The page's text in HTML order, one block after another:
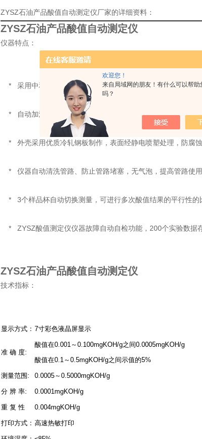
欢迎您！
来自局域网的朋友！有什么可以帮助
吗？
ZYSZ石油产品酸值自动测定仪厂家的详细资料：
ZYSZ石油产品酸值自动测定仪
仪器特点：
* 采用中和法原理，微电脑自动控制，彩色液晶屏显示，中文
* 自动加液、滴定、搅拌、判断滴定终点、存储、打印结果
* 外壳采用优质冷轧钢板制作，表面经静电喷塑处理，防腐
* 仪器自动清洗管路、防止管路堵塞，无气泡，提高管路使
* 3个样品杯自动切换测量，可进行多次酸值结果的平行性的
* ZYSZ酸值测定仪仪器故障自动自检功能，200个实验数据
ZYSZ石油产品酸值自动测定仪
技术指标：
显示方式： 7寸彩色液晶屏显示
准 确 度:
酸值在0.001～0.100mgKOH/g之间0.0005mgKOH/g
酸值在0.1～0.5mgKOH/g之间示值的5%
测量范围: 0.0005～0.5000mgKOH/g
分 辨 率: 0.0001mgKOH/g
重 复 性 0.004mgKOH/g
打印方式： 高速热敏打印